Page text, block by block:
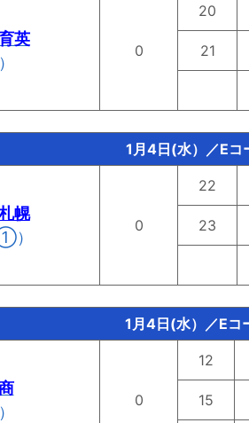
英
0
20
21
1月4日(水）／Eコ
幌
）
0
22
23
1月4日(水）／Eコ
0
12
15